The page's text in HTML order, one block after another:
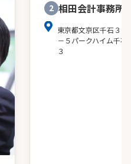
2 相田会計事務所
東京都文京区千石３－
－５パークハイム千石
３